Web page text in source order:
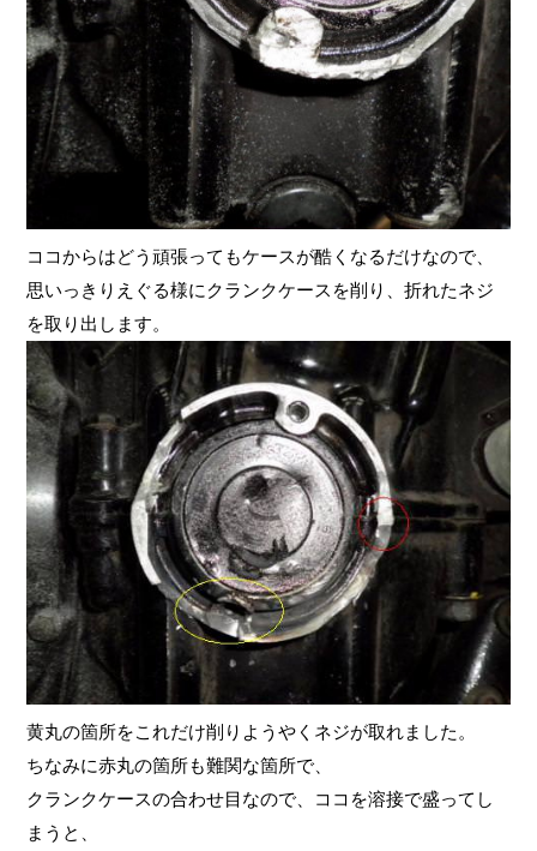
ココからはどう頑張ってもケースが酷くなるだけなので、
思いっきりえぐる様にクランクケースを削り、折れたネジ
を取り出します。
黄丸の箇所をこれだけ削りようやくネジが取れました。
ちなみに赤丸の箇所も難関な箇所で、
クランクケースの合わせ目なので、ココを溶接で盛ってし
まうと、